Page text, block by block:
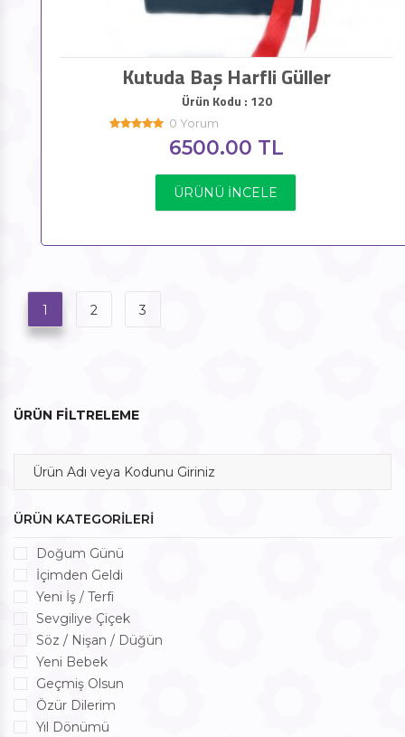
Kutuda Baş Harfli Güller
Ürün Kodu : 120
0 Yorum
6500.00 TL
ÜRÜNÜ İNCELE
1 2 3
ÜRÜN FİLTRELEME
ÜRÜN KATEGORİLERİ
Doğum Günü
İçimden Geldi
Yeni İş / Terfi
Sevgiliye Çiçek
Söz / Nişan / Düğün
Yeni Bebek
Geçmiş Olsun
Özür Dilerim
Yıl Dönümü